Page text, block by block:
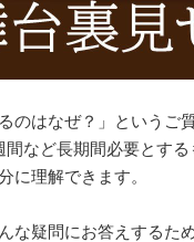
はなぜ？」というご
など長期間必要とす
に理解できます。
な疑問にお答えするた